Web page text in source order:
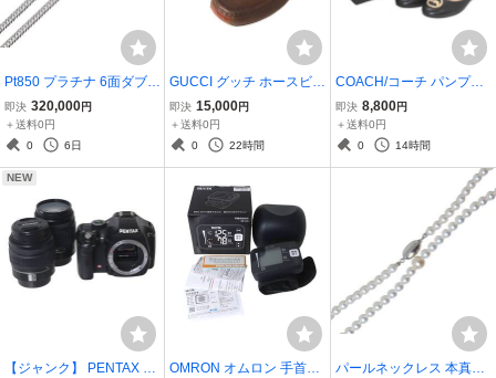
Pt850 プラチナ 6面ダブル
喜平 ネックレス 50.2cm 1
5.4g KA 磨き仕上げ品 Aラ
ンク
即決 320,000円
＋送料0円
0
6日
GUCCI グッチ ホースビッ
ト レザー ローファー メン
ズ ブラウン 1101344 表
記サイズ42M 日本サイズ
即決 15,000円
＋送料0円
0
22時間
COACH/コーチ パンプス
6.5C 37 ブラック FG2944
6.5C(約24.5cm) IS ABラ
ンク
即決 8,800円
＋送料0円
0
14時間
NEW
【ジャンク】 PENTAX K-
OMRON オムロン 手首式
パールネックレス 本真珠